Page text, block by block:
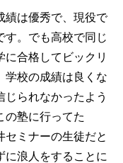
は優秀で、現役で
す。でも高校で同じ
合格してビックリ
学校の成績は良くな
られなかったよう
塾に行ってた
ミナーの生徒だと
に浪人をすることに